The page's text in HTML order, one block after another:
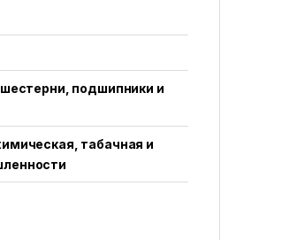
подшипники и
табачная и